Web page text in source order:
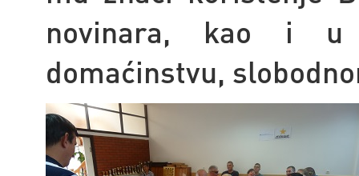
novinara, kao i u
domaćinstvu,